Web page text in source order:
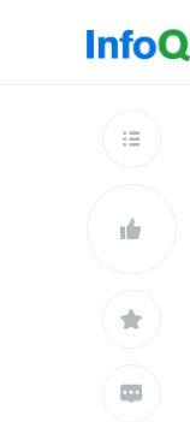
查看更多



